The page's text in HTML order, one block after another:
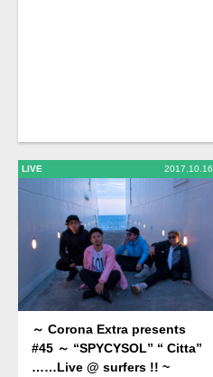
LIVE 2017.10.16
～ Corona Extra presents
#45 ～ “SPYCYSOL” “ Citta”
……Live @ surfers !! ~